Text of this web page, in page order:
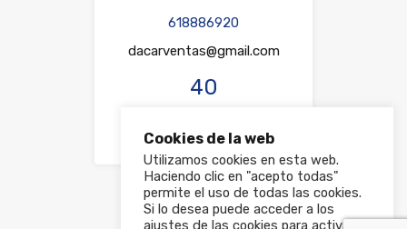
618886920
dacarventas@gmail.com
40
Cookies de la web
Utilizamos cookies en esta web.
Haciendo clic en "acepto todas"
permite el uso de todas las cookies.
Si lo desea puede acceder a los
ajustes de las cookies para activar y